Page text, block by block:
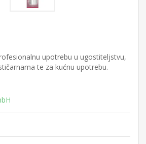
upotrebu u ugostiteljstvu,
te za kućnu upotrebu.